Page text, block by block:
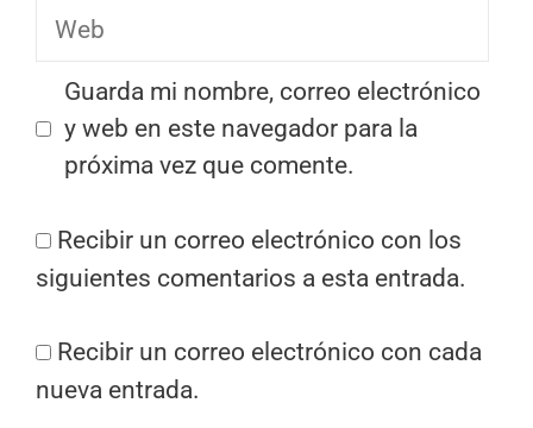
Web
Guarda mi nombre, correo electrónico
y web en este navegador para la
próxima vez que comente.
Recibir un correo electrónico con los
siguientes comentarios a esta entrada.
Recibir un correo electrónico con cada
nueva entrada.